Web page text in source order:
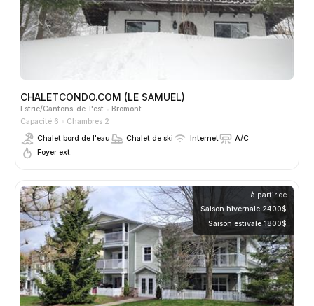
CHALETCONDO.COM (LE SAMUEL)
Estrie/Cantons-de-l'est
Bromont
Capacité 6
Chambres 2
Chalet bord de l'eau
Chalet de ski Internet
A/C
Foyer ext.
à partir de
Saison hivernale 2400$
Saison estivale 1800$